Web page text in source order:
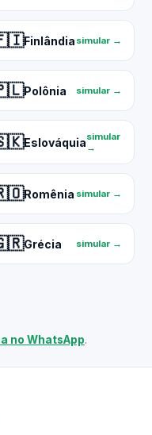
Finlândia simular →
Polônia simular →
Eslováquiasimular
→
Romênia simular →
Grécia simular →
no WhatsApp.